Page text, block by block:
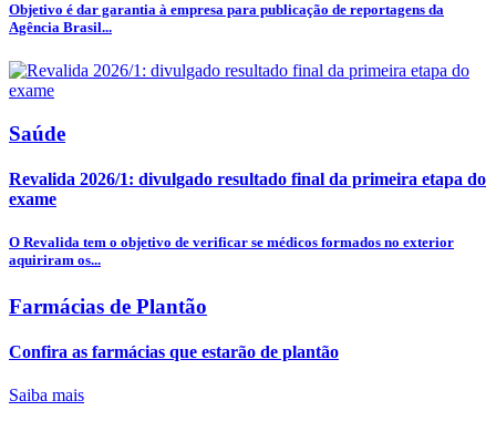
Objetivo é dar garantia à empresa para publicação de reportagens da
Agência Brasil...
Saúde
Revalida 2026/1: divulgado resultado final da primeira etapa do
exame
O Revalida tem o objetivo de verificar se médicos formados no exterior
aquiriram os...
Farmácias de Plantão
Confira as farmácias que estarão de plantão
Saiba mais